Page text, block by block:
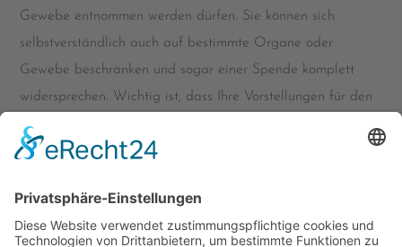
Gewebe entnommen werden dürfen. Sie können sich
selbstverständlich auch auf bestimmte Organe oder
Gewebe beschränken und sogar einer Spende komplett
widersprechen. Wichtig ist, dass Ihre Vorstellungen für den
Notfall festgehalten sind.
Den Organspendeausweis bekommen Sie an vielen